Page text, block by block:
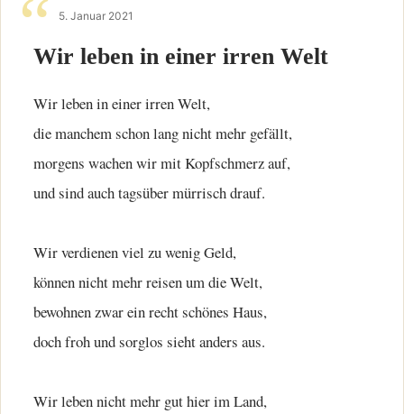
5. Januar 2021
Wir leben in einer irren Welt
Wir leben in einer irren Welt,
die manchem schon lang nicht mehr gefällt,
morgens wachen wir mit Kopfschmerz auf,
und sind auch tagsüber mürrisch drauf.
Wir verdienen viel zu wenig Geld,
können nicht mehr reisen um die Welt,
bewohnen zwar ein recht schönes Haus,
doch froh und sorglos sieht anders aus.
Wir leben nicht mehr gut hier im Land,